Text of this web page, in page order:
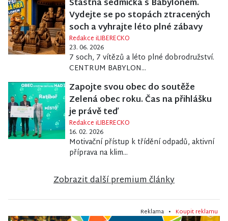
Šťastná sedmička s Babylonem.
Vydejte se po stopách ztracených
soch a vyhrajte léto plné zábavy
Redakce iLIBERECKO
23. 06. 2026
7 soch, 7 vítězů a léto plné dobrodružství.
CENTRUM BABYLON...
Zapojte svou obec do soutěže
Zelená obec roku. Čas na přihlášku
je právě teď
Redakce iLIBERECKO
16. 02. 2026
Motivační přístup k třídění odpadů, aktivní
příprava na klim...
Zobrazit další premium články
Reklama • Koupit reklamu